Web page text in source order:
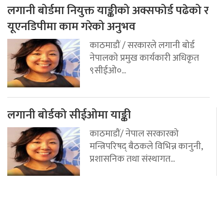
लगानी बोर्डमा नियुक्त याङ्कीको अक्सफोर्ड पढेको र
यूएनडिपीमा काम गरेको अनुभव
काठमाडौं / सरकारले लगानी बोर्ड
नेपालको प्रमुख कार्यकारी अधिकृत
९सीईओ०...
लगानी बोर्डको सीईओमा याङ्की
काठमाडौं/ नेपाल सरकारको
मन्त्रिपरिषद् बैठकले विभिन्न कानुनी,
प्रशासनिक तथा संस्थागत...